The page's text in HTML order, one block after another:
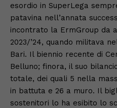
esordio in SuperLega
patavina nell’annata
incontrato la ErmGroup da
2023/’24, quando militava
Bari. Il biennio recente di
Belluno; finora, il suo
totale, dei quali 5 nella
in battuta e 26 a muro. Il
sostenitori lo ha esibito lo